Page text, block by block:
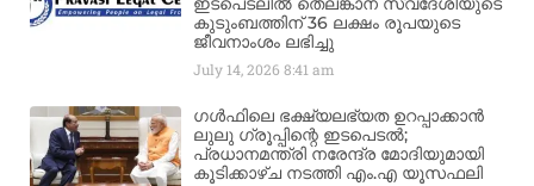
കുടുംബത്തിന് 36 ലക്ഷം രൂപയുടെ
ജീവനാംശം ലഭിച്ചു
July 14, 20268:41 am
ഗൾഫിലെ ഭക്ഷ്യലഭ്യത ഉറപ്പാക്കാൻ
ലുലു ഗ്രൂപ്പിന്റെ ഇടപെടൽ;
പ്രധാനമന്ത്രി നരേന്ദ്ര മോദിയുമായി
കൂടിക്കാഴ്ച നടത്തി എം.എ യൂസഫലി